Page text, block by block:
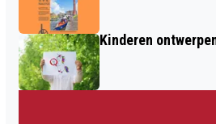
Kinderen